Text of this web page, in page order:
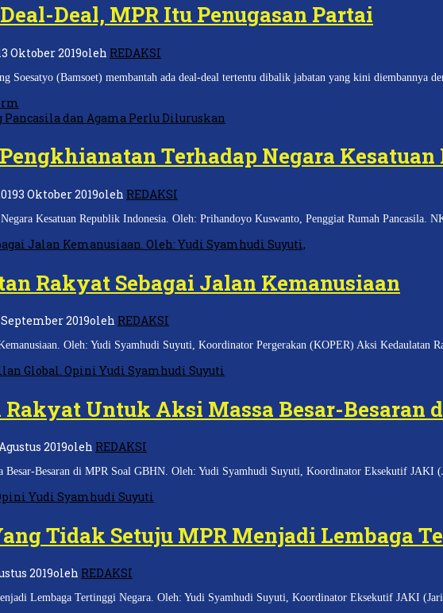
Deal, MPR Itu Penugasan Partai
Oktober 2019oleh REDAKSI
(Bamsoet) membantah ada deal-deal tertentu dibalik jabatan yang kini diembannya
Terhadap Negara
3 Oktober 2019oleh REDAKSI
Kesatuan Republik Indonesia. Oleh: Prihandoyo Kuswanto, Penggiat Rumah Pancasila.
Rakyat Sebagai Jalan Kemanusiaan
September 2019oleh REDAKSI
Oleh: Yudi Syamhudi Suyuti, Koordinator Pergerakan (KOPER) Aksi Kedaulatan
Untuk Aksi Massa Besar-Besaran
2019oleh REDAKSI
Besar-Besaran di MPR Soal GBHN. Oleh: Yudi Syamhudi Suyuti, Koordinator Eksekutif JAKI
Tidak Setuju MPR Menjadi Lembaga
2019oleh REDAKSI
Lembaga Tertinggi Negara. Oleh: Yudi Syamhudi Suyuti, Koordinator Eksekutif JAKI